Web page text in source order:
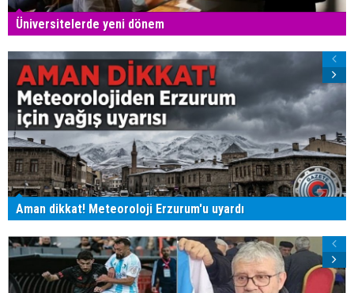
Üniversitelerde yeni dönem
Aman dikkat! Meteoroloji Erzurum'u uyardı